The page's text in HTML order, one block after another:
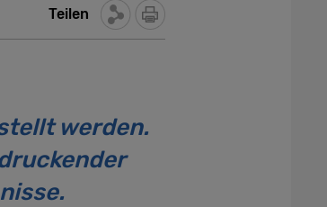
Teilen
werden.